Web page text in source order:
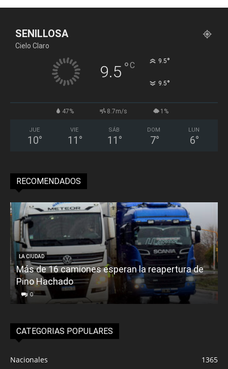
SENILLOSA
Cielo Claro
9.5 °C 9.5°
9.5°
47% 8.7m/s 1%
JUE
10°
VIE
11 °
SÁB
11 °
DOM
7°
LUN
6°
RECOMENDADOS
LA CIUDAD
Más de 16 camiones esperan la reapertura de
Pino Hachado
0
CATEGORIAS POPULARES
Nacionales
1365